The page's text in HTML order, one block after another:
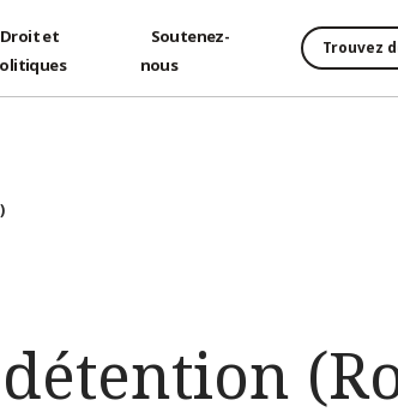
Droit et
Soutenez-
nous
Trouvez